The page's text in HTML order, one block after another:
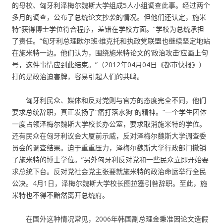
的母校、匈牙利泽梅尔魏斯大学组成5人小组调查此事。经过两个
多月的调查，公布了总统论文抄袭的情况。但他们还认定，施米
特“获得博士学位符合程序，差错在学校方面。”学校为总统承担
了责任。“匈牙利总理欧尔班·维克托和执政党联盟也继续坚定地站
在施米特一边。他们认为，围绕施米特论文的‘政治攻击’应画上句
号，这件事情应到此结束。”（2012年04月04日《都市快报》）
打的是政治迫害牌，容易引起人们的共鸣。
匈牙利民众、媒体和反对党则与官方的态度完全不同，他们
要求总统辞职，真正发扬了“痛打落水狗”的精神。“一个学生团体
一度占领泽梅尔魏斯大学校长办公室，要求取消施米特的学位。
还有民众在匈牙利议会大厦前示威，反对泽梅尔魏斯大学调查委
员会的调查结果。迫于重重压力，泽梅尔魏斯大学行政部门撤销
了施米特的博士学位。”另外匈牙利反对党和一些民众立即开始要
求总统下台。反对党社会党主张要就施米特的政治命运举行全民
公决。4月1日，泽梅尔魏斯大学校长图拉塞引咎辞职。至此，施
米特也不得不黯然离开总统府。
在国外这种情况常见，2006年韩国副总理金秉准因论文造假